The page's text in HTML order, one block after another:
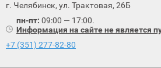
г. Челябинск, ул. Трактовая, 26Б
пн-пт: 09:00 — 17:00.
Информация на сайте не является
+7 (351) 277-82-80